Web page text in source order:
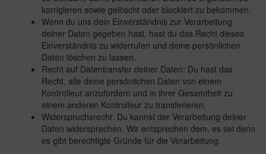
korrigieren sowie gelöscht oder blockiert zu bekommen.
Wenn du uns dein Einverständnis zur Verarbeitung
deiner Daten gegeben hast, hast du das Recht dieses
Einverständnis zu widerrufen und deine persönlichen
Daten löschen zu lassen.
Recht auf Datentransfer deiner Daten: Du hast das
Recht, alle deine persönlichen Daten von einem
Kontrolleur anzufordern und in ihrer Gesamtheit zu
einem anderen Kontrolleur zu transferieren.
Widerspruchsrecht: Du kannst der Verarbeitung deiner
Daten widersprechen. Wir entsprechen dem, es sei denn
es gibt berechtigte Gründe für die Verarbeitung.